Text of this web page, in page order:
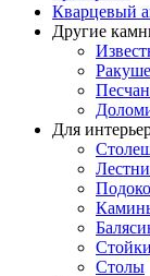
Кварцевый
Другие
Для
Стойки
Столы